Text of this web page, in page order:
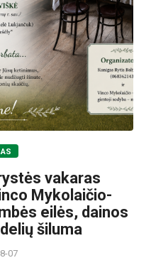
vakaras
Mykolaičio-
eilės, dainos
šiluma
07